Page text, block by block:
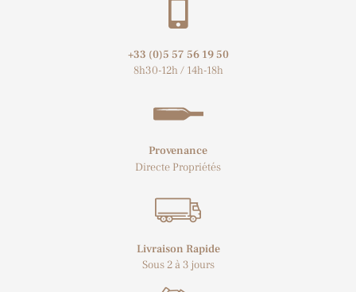
+33 (0)5 57 56 19 50​
8h30-12h / 14h-18h
Provenance
Directe Propriétés
Livraison Rapide
Sous 2 à 3 jours